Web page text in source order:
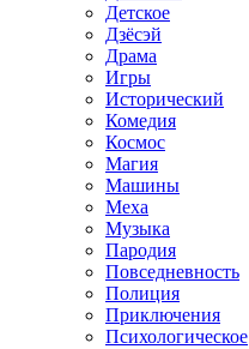
Детское
Дзёсэй
Драма
Игры
Исторический
Комедия
Космос
Магия
Машины
Меха
Музыка
Пародия
Повседневность
Полиция
Приключения
Психологическое